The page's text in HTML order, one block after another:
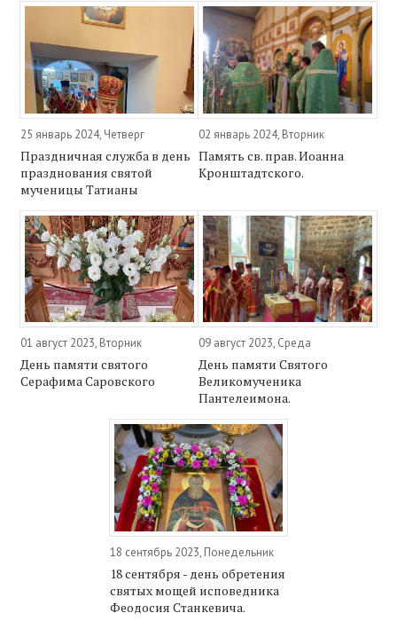
25 январь 2024, Четверг
Праздничная служба в день
празднования святой
мученицы Татианы
02 январь 2024, Вторник
Память св. прав. Иоанна
Кронштадтского.
01 август 2023, Вторник
День памяти святого
Серафима Саровского
09 август 2023, Среда
День памяти Святого
Великомученика
Пантелеимона.
18 сентябрь 2023, Понедельник
18 сентября - день обретения
святых мощей исповедника
Феодосия Станкевича.